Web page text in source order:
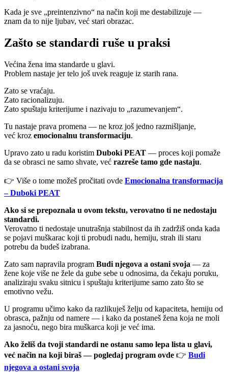
Kada je sve „preintenzivno“ na način koji me destabilizuje —
znam da to nije ljubav, već stari obrazac.
Zašto se standardi ruše u praksi
Većina žena ima standarde u glavi.
Problem nastaje jer telo još uvek reaguje iz starih rana.
Zato se vraćaju.
Zato racionalizuju.
Zato spuštaju kriterijume i nazivaju to „razumevanjem“.
Tu nastaje prava promena — ne kroz još jedno razmišljanje,
već kroz emocionalnu transformaciju.
Upravo zato u radu koristim Duboki PEAT — proces koji pomaže
da se obrasci ne samo shvate, već razreše tamo gde nastaju.
👉 Više o tome možeš pročitati ovde Emocionalna transformacija
– Duboki PEAT
Ako si se prepoznala u ovom tekstu, verovatno ti ne nedostaju
standardi.
Verovatno ti nedostaje unutrašnja stabilnost da ih zadržiš onda kada
se pojavi muškarac koji ti probudi nadu, hemiju, strah ili staru
potrebu da budeš izabrana.
Zato sam napravila program Budi njegova a ostani svoja — za
žene koje više ne žele da gube sebe u odnosima, da čekaju poruku,
analiziraju svaku sitnicu i spuštaju kriterijume samo zato što se
emotivno vežu.
U programu učimo kako da razlikuješ želju od kapaciteta, hemiju od
obrasca, pažnju od namere — i kako da postaneš žena koja ne moli
za jasnoću, nego bira muškarca koji je već ima.
Ako želiš da tvoji standardi ne ostanu samo lepa lista u glavi,
već način na koji biraš — pogledaj program ovde 👉 Budi
njegova a ostani svoja